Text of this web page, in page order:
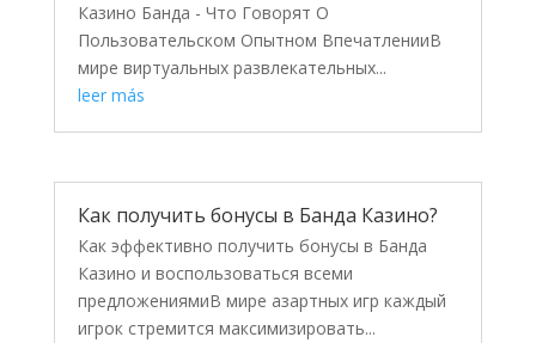
Казино Банда - Что Говорят О
Пользовательском Опытном ВпечатленииВ
мире виртуальных развлекательных...
leer más
Как получить бонусы в Банда Казино?
Как эффективно получить бонусы в Банда
Казино и воспользоваться всеми
предложениямиВ мире азартных игр каждый
игрок стремится максимизировать...